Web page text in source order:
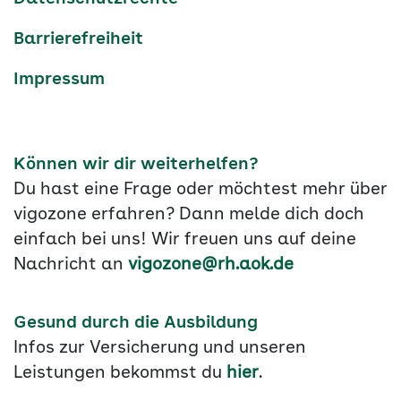
Barrierefreiheit
Impressum
Können wir dir weiterhelfen?
Du hast eine Frage oder möchtest mehr über
vigozone erfahren? Dann melde dich doch
einfach bei uns! Wir freuen uns auf deine
Nachricht an vigozone@rh.aok.de
Gesund durch die Ausbildung
Infos zur Versicherung und unseren
Leistungen bekommst du hier.